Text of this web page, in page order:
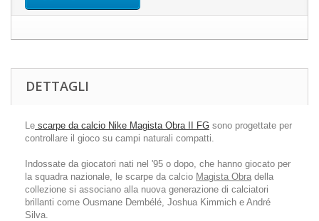
DETTAGLI
Le scarpe da calcio Nike Magista Obra II FG sono progettate per
controllare il gioco su campi naturali compatti.
Indossate da giocatori nati nel '95 o dopo, che hanno giocato per
la squadra nazionale, le scarpe da calcio Magista Obra della
collezione si associano alla nuova generazione di calciatori
brillanti come Ousmane Dembélé, Joshua Kimmich e André
Silva.